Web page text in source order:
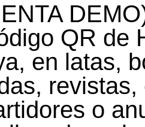
QR de
en latas,
revistas,
o